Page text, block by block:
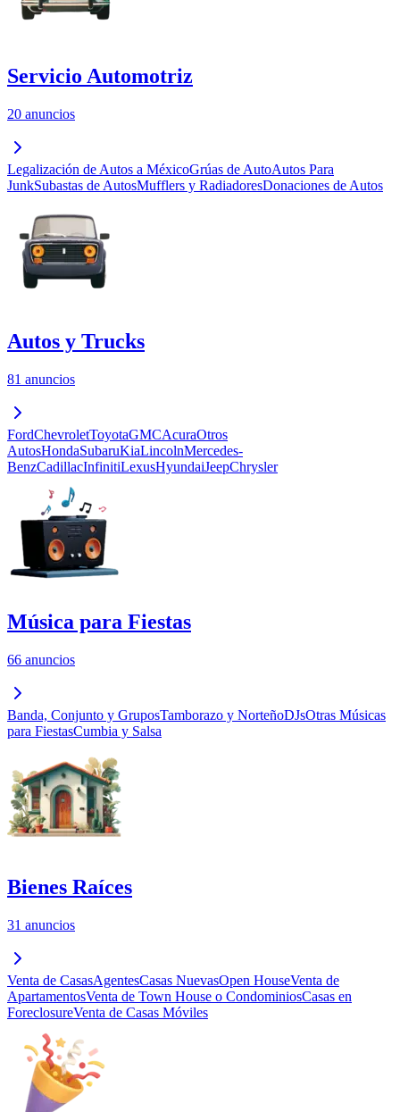
Servicio Automotriz
20 anuncios
Legalización de Autos a MéxicoGrúas de AutoAutos Para
JunkSubastas de AutosMufflers y RadiadoresDonaciones de Autos
Autos y Trucks
81 anuncios
FordChevroletToyotaGMCAcuraOtros
AutosHondaSubaruKiaLincolnMercedes-
BenzCadillacInfinitiLexusHyundaiJeepChrysler
Música para Fiestas
66 anuncios
Banda, Conjunto y GruposTamborazo y NorteñoDJsOtras Músicas
para FiestasCumbia y Salsa
Bienes Raíces
31 anuncios
Venta de CasasAgentesCasas NuevasOpen HouseVenta de
ApartamentosVenta de Town House o CondominiosCasas en
ForeclosureVenta de Casas Móviles